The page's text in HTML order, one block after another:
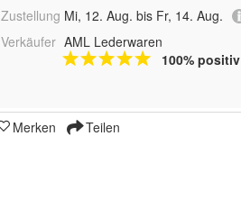
Zustellung Mi, 12. Aug. bis Fr, 14. Aug.
Verkäufer AML Lederwaren
100% positiv
Merken Teilen